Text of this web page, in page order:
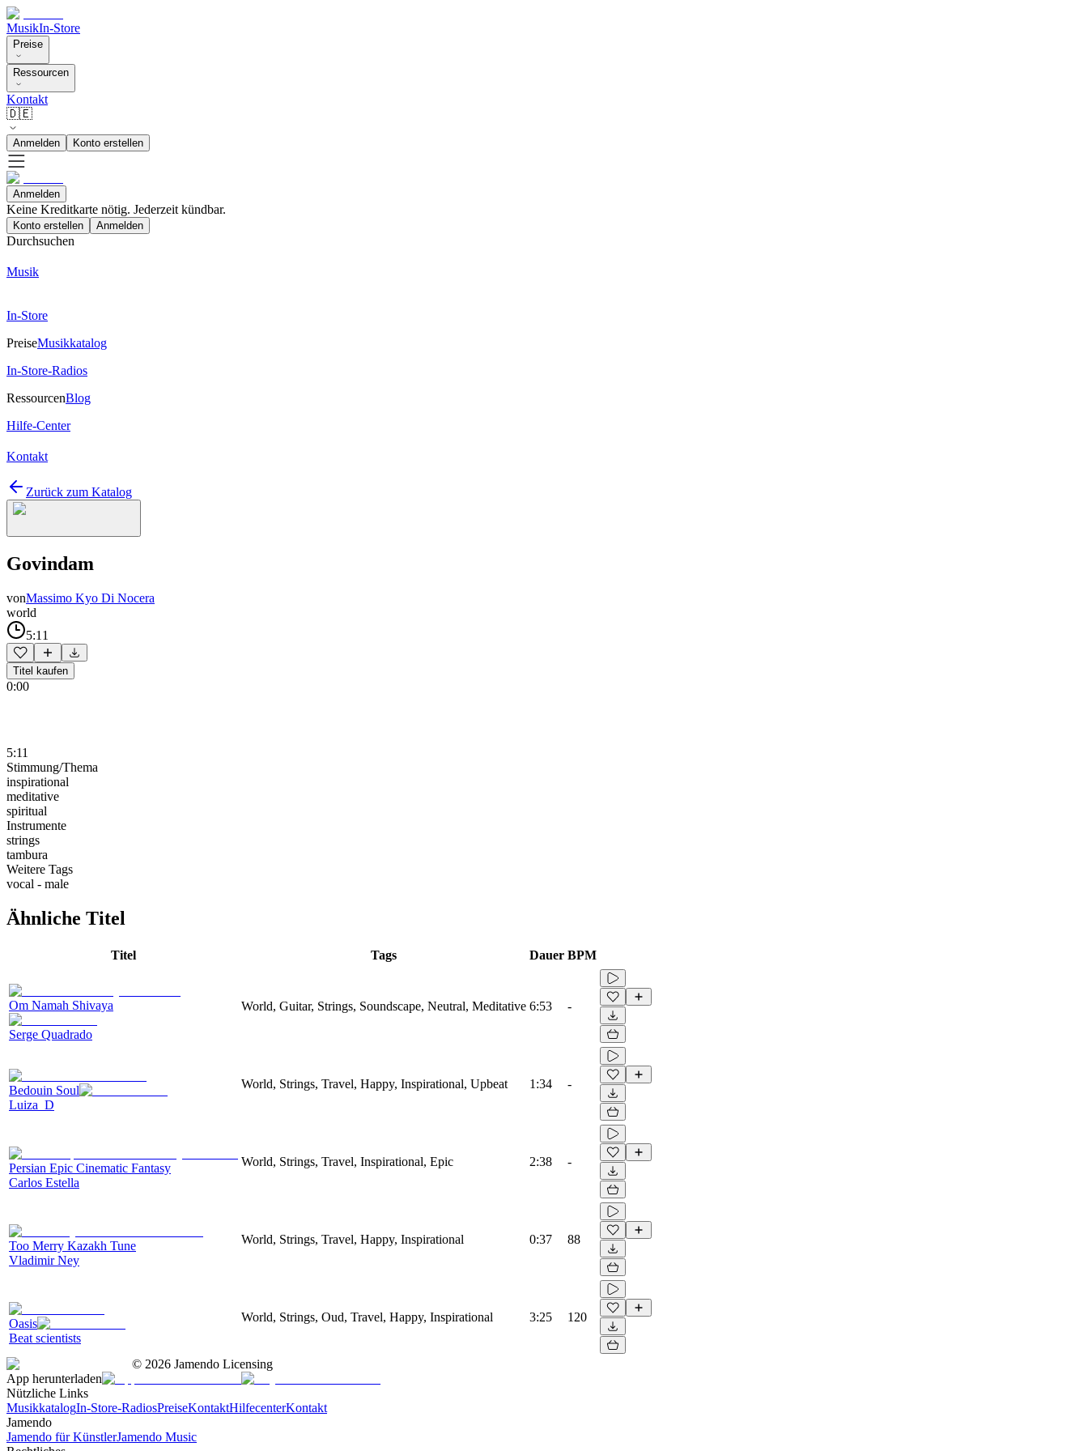
MusikIn-Store
Preise
Ressourcen
Kontakt
🇩🇪
Anmelden Konto erstellen
Anmelden
Keine Kreditkarte nötig. Jederzeit kündbar.
Konto erstellen Anmelden
Durchsuchen
Musik
In-Store
PreiseMusikkatalog
In-Store-Radios
RessourcenBlog
Hilfe-Center
Kontakt
Zurück zum Katalog
Govindam
vonMassimo Kyo Di Nocera
world
5:11
Titel kaufen
0:00
5:11
Stimmung/Thema
inspirational
meditative
spiritual
Instrumente
strings
tambura
Weitere Tags
vocal - male
Ähnliche Titel
Titel Tags Dauer BPM
Om Namah Shivaya
Serge Quadrado
World, Guitar, Strings, Soundscape, Neutral, Meditative 6:53 -
Bedouin Soul
Luiza_D
World, Strings, Travel, Happy, Inspirational, Upbeat 1:34 -
Persian Epic Cinematic Fantasy
Carlos Estella
World, Strings, Travel, Inspirational, Epic 2:38 -
Too Merry Kazakh Tune
Vladimir Ney
World, Strings, Travel, Happy, Inspirational 0:37 88
Oasis
Beat scientists
World, Strings, Oud, Travel, Happy, Inspirational 3:25 120
© 2026 Jamendo Licensing
App herunterladen
Nützliche Links
MusikkatalogIn-Store-RadiosPreiseKontaktHilfecenterKontakt
Jamendo
Jamendo für KünstlerJamendo Music